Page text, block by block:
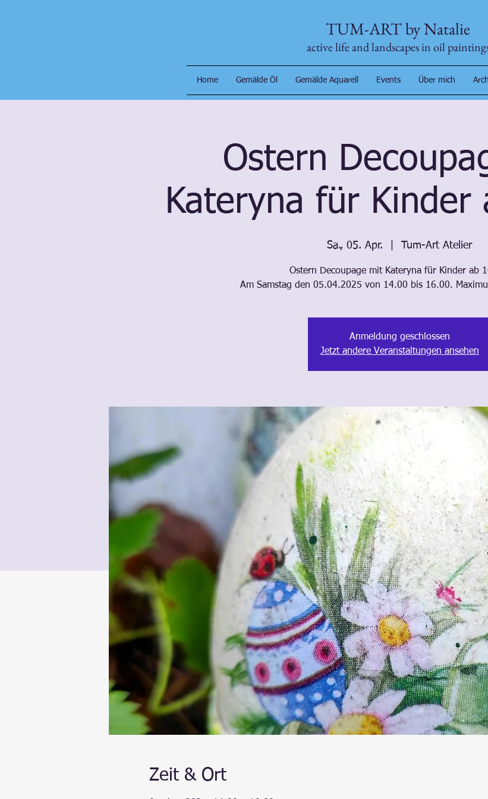
TUM-ART by Natalie
active life and landscapes in oil
Home Gemälde Öl Gemälde Aquarell Events Über mich
Ostern
Kateryna für Kinder
Sa., 05. Apr. Tum-Art Atelier
Ostern Decoupage mit Kateryna für Kinder ab
Am Samstag den 05.04.2025 von 14.00 bis 16.00.
Anmeldung geschlossen
Jetzt andere Veranstaltungen ansehen
Zeit & Ort